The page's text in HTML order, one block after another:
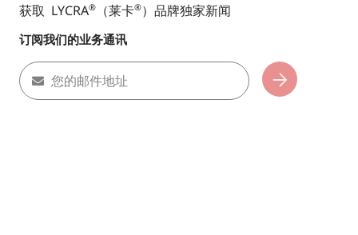
获取 LYCRA® （莱卡®）品牌独家新闻
订阅我们的业务通讯
您的邮件地址 Subscribe